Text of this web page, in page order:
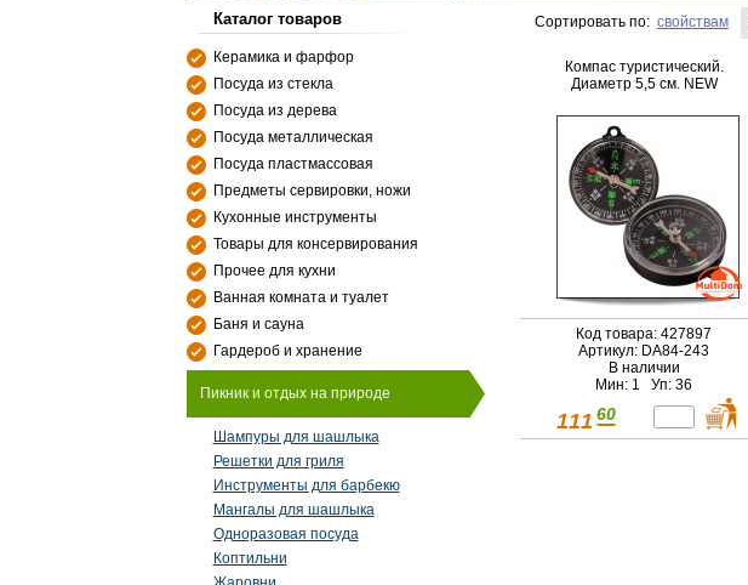
Каталог товаров
Керамика и фарфор
Посуда из стекла
Посуда из дерева
Посуда металлическая
Посуда пластмассовая
Предметы сервировки, ножи
Кухонные инструменты
Товары для консервирования
Прочее для кухни
Ванная комната и туалет
Баня и сауна
Гардероб и хранение
Пикник и отдых на природе
Шампуры для шашлыка
Решетки для гриля
Инструменты для барбекю
Мангалы для шашлыка
Одноразовая посуда
Коптильни
Сортировать по: свойствам
Компас туристический.
Диаметр 5,5 см. NEW
Код товара: 427897
Артикул: DA84-243
В наличии
Мин: 1 Уп: 36
111 60